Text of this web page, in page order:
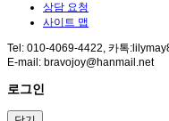
상담 요청
사이트 맵
Tel: 010-4069-4422, 카톡
E-mail: bravojoy@hanmail.net
로그인